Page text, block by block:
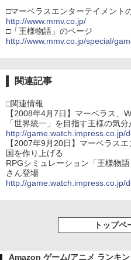
□マーベラスエンターテイメント
http://www.mmv.co.jp/
□「王様物語」のページ
http://www.mmv.co.jp/special/
関連記事
□関連情報
【2008年4月7日】マーベラス、
「世界統一」を目指す王様の気
http://game.watch.impress.co.jp/
【2007年9月20日】マーベラス
国を作り上げる
RPGシミュレーション「王様物
さん登場
http://game.watch.impress.co.jp/
トップペ
Amazon ゲーム/アニメ ランキ